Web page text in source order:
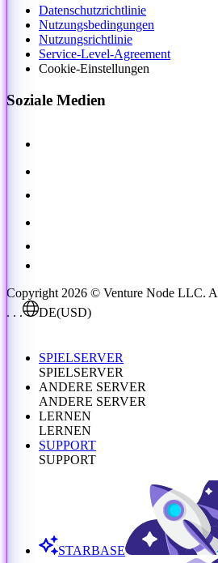
Datenschutzrichtlinie
Nutzungsbedingungen
Nutzungsrichtlinie
Service-Level-Agreement
Cookie-Einstellungen
Soziale Medien
Copyright 2026 © Venture Node LLC.
. . .
DE(USD)
SPIELSERVER
SPIELSERVER
ANDERE SERVER
ANDERE SERVER
LERNEN
LERNEN
SUPPORT
SUPPORT
STARBASE